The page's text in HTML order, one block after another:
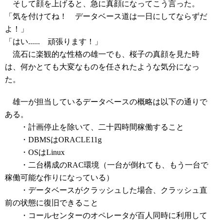
そして顔を上げると、急に真顔になってこう言った。
「気を付けてね！ データベース道は一日にしてならずだ
よ！」
「はい...... 頑張ります！」
流石に楽観的な性格の雄一でも、桜子の真顔を見た時
は、何かとても大変なものを任されたような気分になっ
た。
雄一が担当しているデータベースの概略は以下の通りで
ある。
・計画停止を除いて、二十四時間稼働すること
・DBMSはORACLE11g
・OSはLinux
・二台構成のRAC環境（一台が倒れても、もう一台で
稼働可能な作りになっている）
・データベースがクラッシュした場合、クラッシュ直
前の状態に復旧できること
・コールセンターのオペレータが百人同時に利用して